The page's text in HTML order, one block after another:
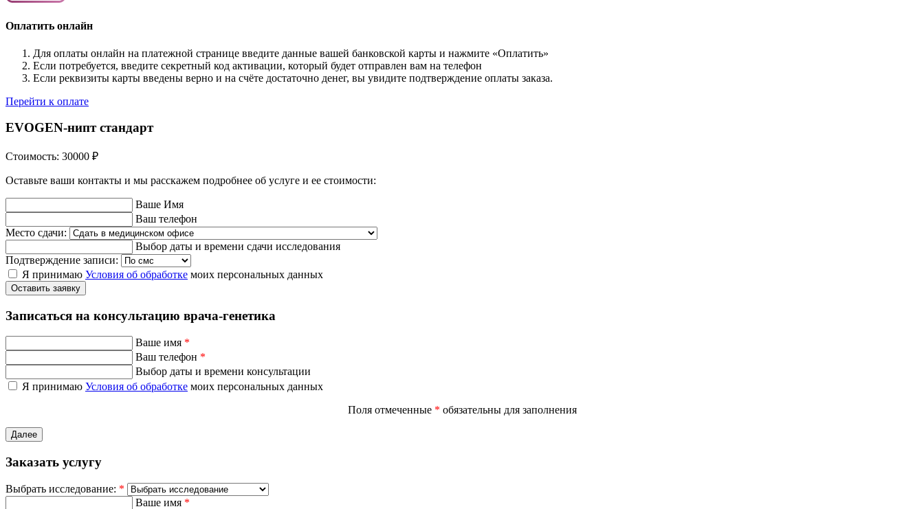
Оплатить онлайн
Для оплаты онлайн на платежной странице введите данные вашей банковской карты и нажмите «Оплатить»
Если потребуется, введите секретный код активации, который будет отправлен вам на телефон
Если реквизиты карты введены верно и на счёте достаточно денег, вы увидите подтверждение оплаты заказа.
Перейти к оплате
EVOGEN-нипт стандарт
Стоимость: 30000 ₽
Оставьте ваши контакты и мы расскажем подробнее об услуге и ее стоимости:
Ваше Имя
Ваш телефон
Место сдачи:
Выбор даты и времени сдачи исследования
Подтверждение записи:
Я принимаю Условия об обработке моих персональных данных
Оставить заявку
Записаться на консультацию врача-генетика
Ваше имя *
Ваш телефон *
Выбор даты и времени консультации
Я принимаю Условия об обработке моих персональных данных
Поля отмеченные * обязательны для заполнения
Далее
Заказать услугу
Выбрать исследование: *
Ваше имя *